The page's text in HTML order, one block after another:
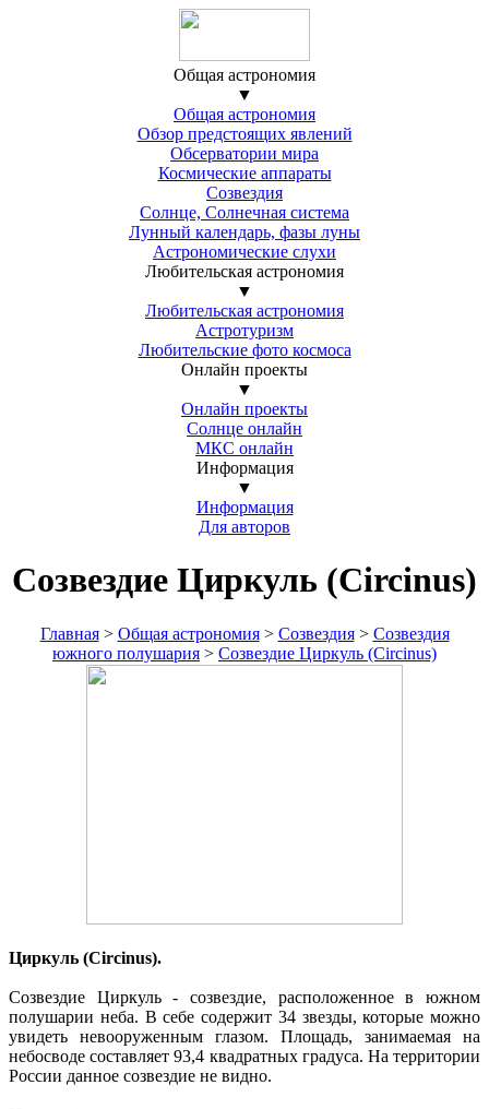
Общая астрономия
▼
Общая астрономия
Обзор предстоящих явлений
Обсерватории мира
Космические аппараты
Созвездия
Солнце, Солнечная система
Лунный календарь, фазы луны
Астрономические слухи
Любительская астрономия
▼
Любительская астрономия
Астротуризм
Любительские фото космоса
Онлайн проекты
▼
Онлайн проекты
Солнце онлайн
МКС онлайн
Информация
▼
Информация
Для авторов
Созвездие Циркуль (Circinus)
Главная> Общая астрономия> Созвездия> Созвездия
южного полушария > Созвездие Циркуль (Circinus)
Циркуль (Circinus).
Созвездие Циркуль - созвездие, расположенное в южном
полушарии неба. В себе содержит 34 звезды, которые можно
увидеть невооруженным глазом. Площадь, занимаемая на
небосводе составляет 93,4 квадратных градуса. На территории
России данное созвездие не видно.